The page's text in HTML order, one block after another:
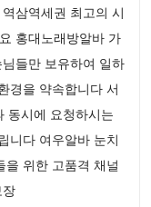
삼역세권 최고의 시
홍대노래방알바 가
들만 보유하여 일하
경을 약속합니다 서
동시에 요청하시는
니다 여우알바 눈치
을 위한 고품격 채널